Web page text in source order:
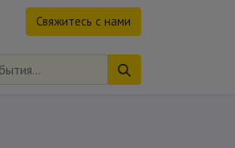
Свяжитесь с нами